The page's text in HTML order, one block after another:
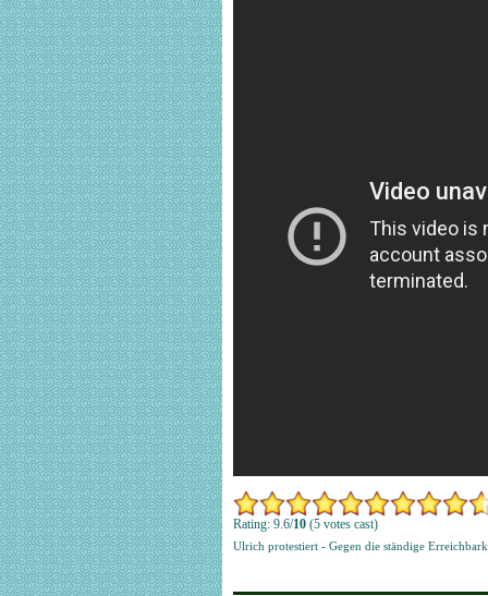
Rating: 9.6/10 (5 votes cast)
Ulrich protestiert - Gegen die ständige